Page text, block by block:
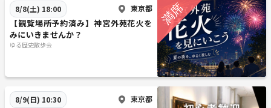
8/8(土) 18:00 東京都
【観覧場所予約済み】神宮外苑花火を
みにいきませんか？
ゆる歴史散歩会
8/9(日) 10:30 東京都